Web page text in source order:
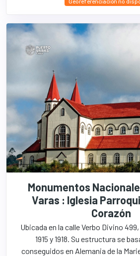
Monumentos
Varas : Iglesia
Corazón
Ubicada en la calle Verbo Divino
1915 y 1918. Su estructura se
conseguidos en Alemania de la